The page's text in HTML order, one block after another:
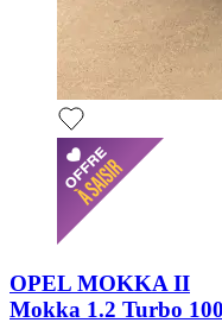
OPEL MOKKA II
Mokka 1.2 Turbo